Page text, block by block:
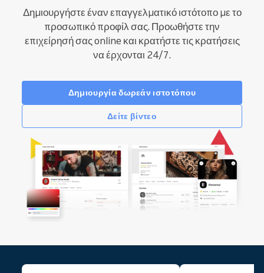
Δημιουργήστε έναν επαγγελματικό ιστότοπο με το
προσωπικό προφίλ σας. Προωθήστε την
επιχείρησή σας online και κρατήστε τις κρατήσεις
να έρχονται 24/7.
Δημιουργία δωρεάν ιστοτόπου
Δείτε βίντεο